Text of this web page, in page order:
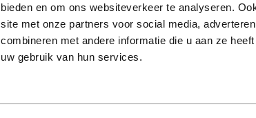
bieden en om ons websiteverkeer te analyseren.
site met onze partners voor social media,
combineren met andere informatie die u aan ze
uw gebruik van hun services.